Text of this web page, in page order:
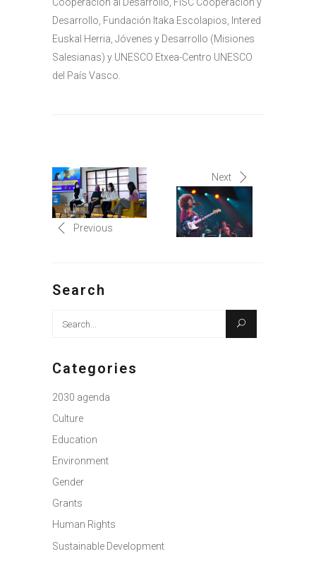
Desarrollo, Fundación Itaka Escolapios, Intered
Euskal Herria, Jóvenes y Desarrollo (Misiones
Salesianas) y UNESCO Etxea-Centro UNESCO
del País Vasco.
Previous
Next
Search
Categories
2030 agenda
Culture
Education
Environment
Gender
Grants
Human Rights
Sustainable Development